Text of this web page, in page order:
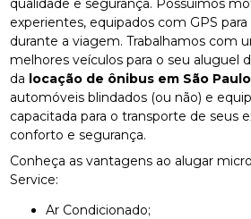
qualidade e segurança. Possuímos
experientes, equipados com GPS
durante a viagem. Trabalhamos com
melhores veículos para o seu aluguel
da locação de ônibus em São Paulo
automóveis blindados (ou não) e
capacitada para o transporte de seus
conforto e segurança.
Conheça as vantagens ao alugar
Service:
Ar Condicionado;